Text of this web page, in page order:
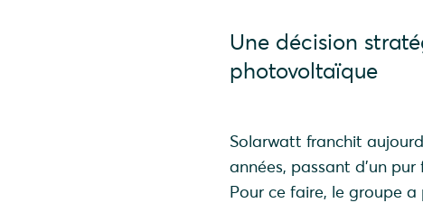
Une décision
photovoltaïque
Solarwatt franchit
années, passant d'un
Pour ce faire, le groupe